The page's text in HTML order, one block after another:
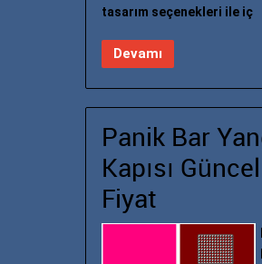
tasarım seçenekleri ile iç
Devamı
Panik Bar
Kapısı Güncel
Fiyat